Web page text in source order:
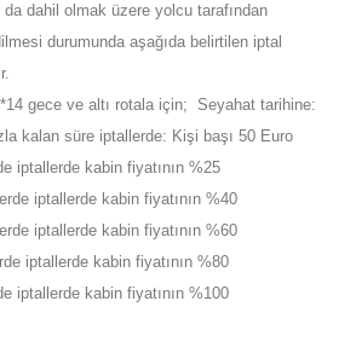
dahil olmak üzere yolcu tarafından
durumunda aşağıda belirtilen iptal
gece ve altı rotala için; Seyahat tarihine:
kalan süre iptallerde: Kişi başı 50 Euro
iptallerde kabin fiyatının %25
iptallerde kabin fiyatının %40
iptallerde kabin fiyatının %60
iptallerde kabin fiyatının %80
iptallerde kabin fiyatının %100